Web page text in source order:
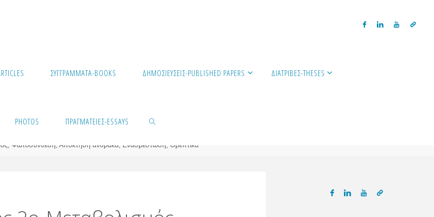
ΣΥΓΓΡΆΜΜΑΤΑ-BOOKS ΔΗΜΟΣΙΕΎΣΕΙΣ-PUBLISHED PAPERS ΔΙΑΤΡΙΒΈΣ-THESES
PHOTOS ΠΡΑΓΜΑΤΕΊΕΣ-ESSAYS
Φωτοσύνθεση, Απόκτηση άνθρακα, Ενασβέστωση, Θρεπτικά